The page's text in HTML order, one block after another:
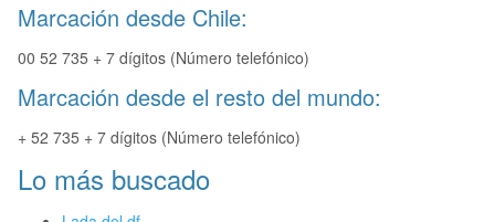
Marcación desde Chile:
00 52 735 + 7 dígitos (Número telefónico)
Marcación desde el resto del mundo:
+ 52 735 + 7 dígitos (Número telefónico)
Lo más buscado